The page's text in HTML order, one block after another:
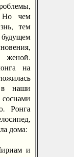
Но чем
тем
будущем
на
наши
Ронга
дома:
и